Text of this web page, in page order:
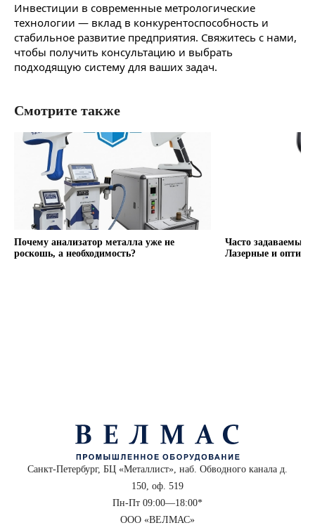
Инвестиции в современные метрологические
технологии — вклад в конкурентоспособность и
стабильное развитие предприятия. Свяжитесь с нами,
чтобы получить консультацию и выбрать
подходящую систему для ваших задач.
Смотрите также
Почему анализатор металла уже не
роскошь, а необходимость?
Часто задаваемые
Лазерные и
Санкт-Петербург, БЦ «Металлист», наб. Обводного канала д.
150, оф. 519
Пн-Пт 09:00—18:00*
ООО «ВЕЛМАС»